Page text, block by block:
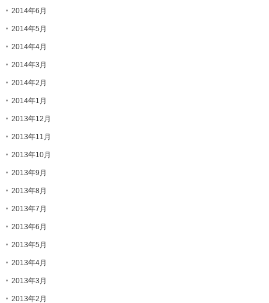
2014年6月
2014年5月
2014年4月
2014年3月
2014年2月
2014年1月
2013年12月
2013年11月
2013年10月
2013年9月
2013年8月
2013年7月
2013年6月
2013年5月
2013年4月
2013年3月
2013年2月